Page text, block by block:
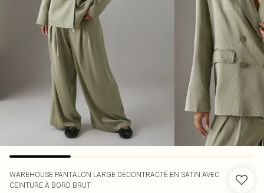
WAREHOUSE PANTALON LARGE DÉCONTRACTÉ EN SATIN AVEC
CEINTURE À BORD BRUT